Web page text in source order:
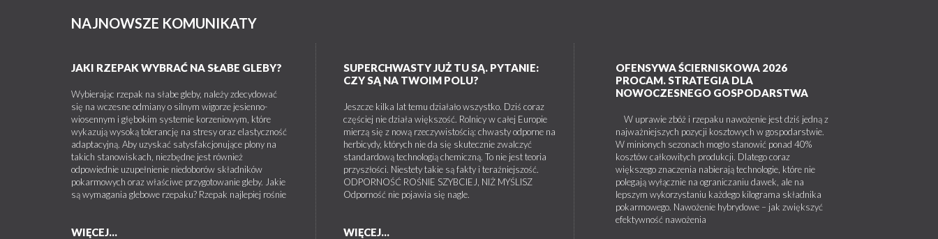
NAJNOWSZE KOMUNIKATY
JAKI RZEPAK WYBRAĆ NA SŁABE GLEBY?
Wybierając rzepak na słabe gleby, należy zdecydować
się na wczesne odmiany o silnym wigorze jesienno-
wiosennym i głębokim systemie korzeniowym, które
wykazują wysoką tolerancję na stresy oraz elastyczność
adaptacyjną. Aby uzyskać satysfakcjonujące plony na
takich stanowiskach, niezbędne jest również
odpowiednie uzupełnienie niedoborów składników
pokarmowych oraz właściwe przygotowanie gleby. Jakie
są wymagania glebowe rzepaku? Rzepak najlepiej rośnie
WIĘCEJ...
SUPERCHWASTY JUŻ TU SĄ. PYTANIE:
CZY SĄ NA TWOIM POLU?
Jeszcze kilka lat temu działało wszystko. Dziś coraz
częściej nie działa większość. Rolnicy w całej Europie
mierzą się z nową rzeczywistością: chwasty odporne na
herbicydy, których nie da się skutecznie zwalczyć
standardową technologią chemiczną. To nie jest teoria
przyszłości. Niestety takie są fakty i teraźniejszość.
ODPORNOŚĆ ROŚNIE SZYBCIEJ, NIŻ MYŚLISZ
Odporność nie pojawia się nagle.
WIĘCEJ...
OFENSYWA ŚCIERNISKOWA 2026
PROCAM. STRATEGIA DLA
NOWOCZESNEGO GOSPODARSTWA
W uprawie zbóż i rzepaku nawożenie jest dziś jedną z
najważniejszych pozycji kosztowych w gospodarstwie.
W minionych sezonach mogło stanowić ponad 40%
kosztów całkowitych produkcji. Dlatego coraz
większego znaczenia nabierają technologie, które nie
polegają wyłącznie na ograniczaniu dawek, ale na
lepszym wykorzystaniu każdego kilograma składnika
pokarmowego. Nawożenie hybrydowe – jak zwiększyć
efektywność nawożenia